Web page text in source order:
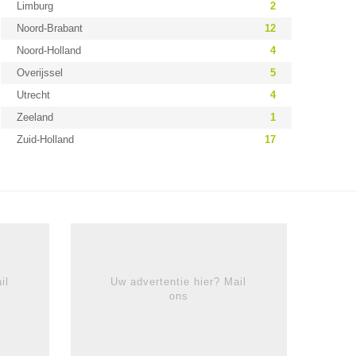
Limburg
2
Noord-Brabant
12
Noord-Holland
4
Overijssel
5
Utrecht
4
Zeeland
1
Zuid-Holland
17
Uw advertentie hier? Mail
ons